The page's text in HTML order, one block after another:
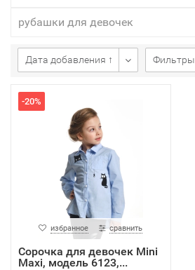
рубашки для девочек
Дата добавления ↑ Фильтры
-20%
избранное сравнить
Сорочка для девочек Mini
Maxi, модель 6123,...